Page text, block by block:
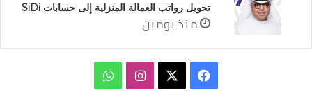
تحويل رواتب العمالة المنزلية إلى حسابات SiDi
منذ يومين
فيسبوك انستقرامواتساب